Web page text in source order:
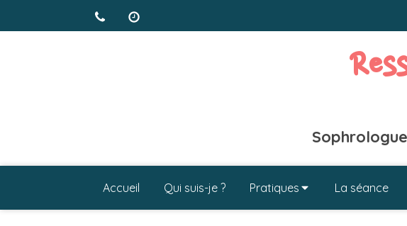
Accueil Qui suis-je ? Pratiques La séance